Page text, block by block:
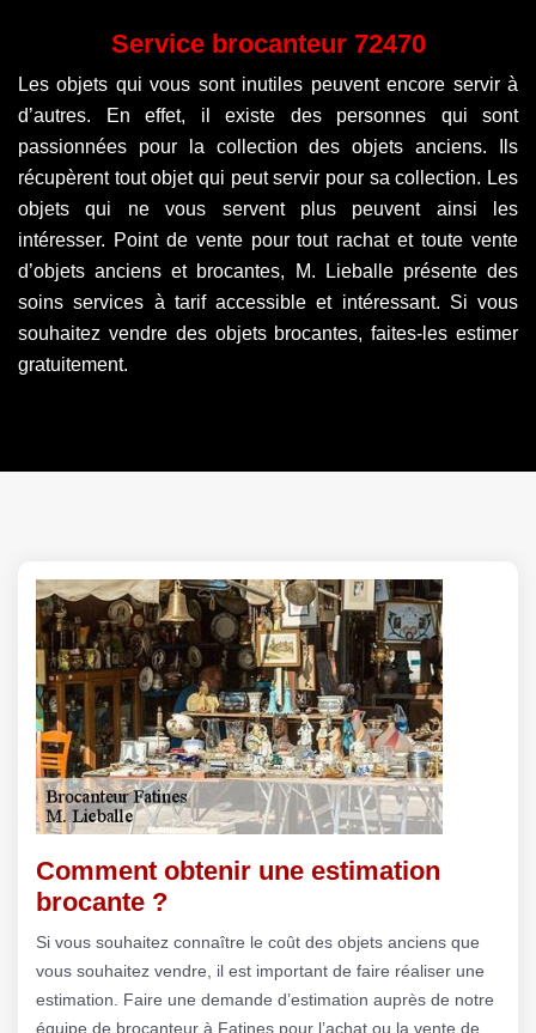
Service brocanteur 72470
Les objets qui vous sont inutiles peuvent encore servir à
d’autres. En effet, il existe des personnes qui sont
passionnées pour la collection des objets anciens. Ils
récupèrent tout objet qui peut servir pour sa collection. Les
objets qui ne vous servent plus peuvent ainsi les
intéresser. Point de vente pour tout rachat et toute vente
d’objets anciens et brocantes, M. Lieballe présente des
soins services à tarif accessible et intéressant. Si vous
souhaitez vendre des objets brocantes, faites-les estimer
gratuitement.
Comment obtenir une estimation
brocante ?
Si vous souhaitez connaître le coût des objets anciens que
vous souhaitez vendre, il est important de faire réaliser une
estimation. Faire une demande d’estimation auprès de notre
équipe de brocanteur à Fatines pour l’achat ou la vente de